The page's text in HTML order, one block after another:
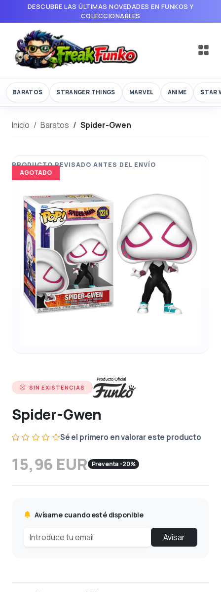
DESCUBRE LAS ÚLTIMAS NOVEDADES EN FUNKOS Y
COLECCIONABLES
BARATOS STRANGER THINGS MARVEL ANIME STAR
Inicio Baratos Spider-Gwen
AGOTADO
SIN EXISTENCIAS
Spider-Gwen
Sé el primero en valorar este producto
15,96 EUR Preventa -20%
Avísame cuando esté disponible
Avisar